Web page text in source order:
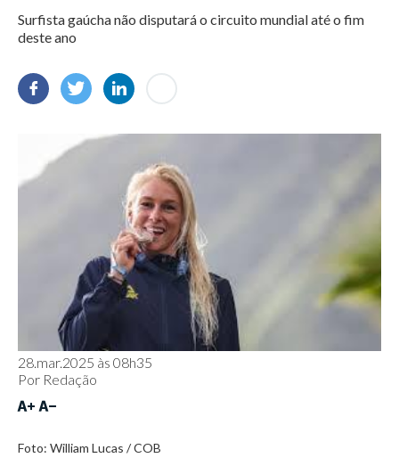
Surfista gaúcha não disputará o circuito mundial até o fim
deste ano
28.mar.2025 às 08h35
Por Redação
Foto: William Lucas / COB